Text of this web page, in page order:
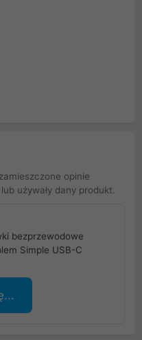
opinie
używały dany produkt.
bezprzewodowe
Simple USB-C